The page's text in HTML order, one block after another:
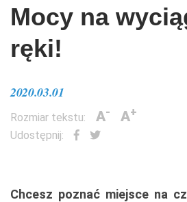
Mocy na
ręki!
2020.03.01
Rozmiar tekstu: A- A+
Udostępnij:
Chcesz poznać miejsce na